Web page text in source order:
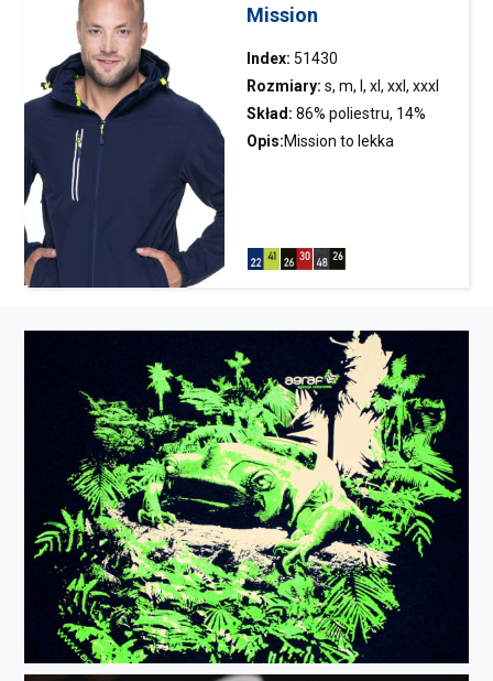
Mission
Index: 51430
Rozmiary: s, m, l, xl, xxl, xxxl
Skład: 86% poliestru, 14%
elastanu
Opis:Mission to lekka
polarem; dwie kieszenie
ściągaczy u dołu wewnątrz;
odpinany kaptur;zamki pod
pachą; regulacja mankietów
na rzep; wydłużony
tył;elementy odblaskowe z
przodu i z tyłu; oddychalność
5000 g/m²/24h,
wodoodporność 8000 mm.